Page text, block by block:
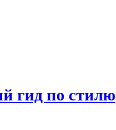
гид по стилю